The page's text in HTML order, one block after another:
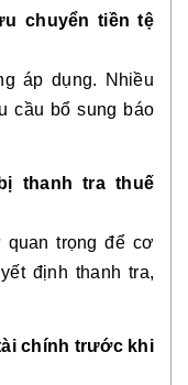
chuyển tiền tệ
áp dụng. Nhiều
cầu bổ sung báo
thanh tra thuế
trọng để cơ
định thanh tra,
chính trước khi